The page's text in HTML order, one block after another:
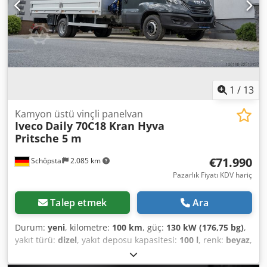
KAPASİTE: 3.500 kg LASTİK BOYUTU: 235/75R17,5 AKS
ARALIĞI: cm SÜSPANSİYON: YAYLI VİNÇ: BONFIGLIOLI
P2300L TEL: KUBA - POLONYACA, İNGİLİZCE, ALMANCA,
İTALYANCA SEBASTIAN - POLONYACA, ALMANCA,
İTALYANCA, ????? LASZLO - MACARCA COSTEL - ROMENCE
1 / 13
Schöpstal 2.085 km
Kamyon üstü vinçli panelvan
Iveco Daily 70C18 Kran Hyva
Pritsche 5 m
€71.990
Pazarlık Fiyatı KDV hariç
Talep etmek Ara
Durum: yeni, kilometre: 100 km, güç: 130 kW (176,75 bg),
yakıt türü: dizel, yakıt deposu kapasitesi: 100 l, renk: beyaz,
, vites türü: